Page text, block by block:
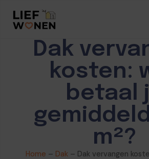
Dak
kosten:
betaal
m²?
Home – Dak– Dak vervangen